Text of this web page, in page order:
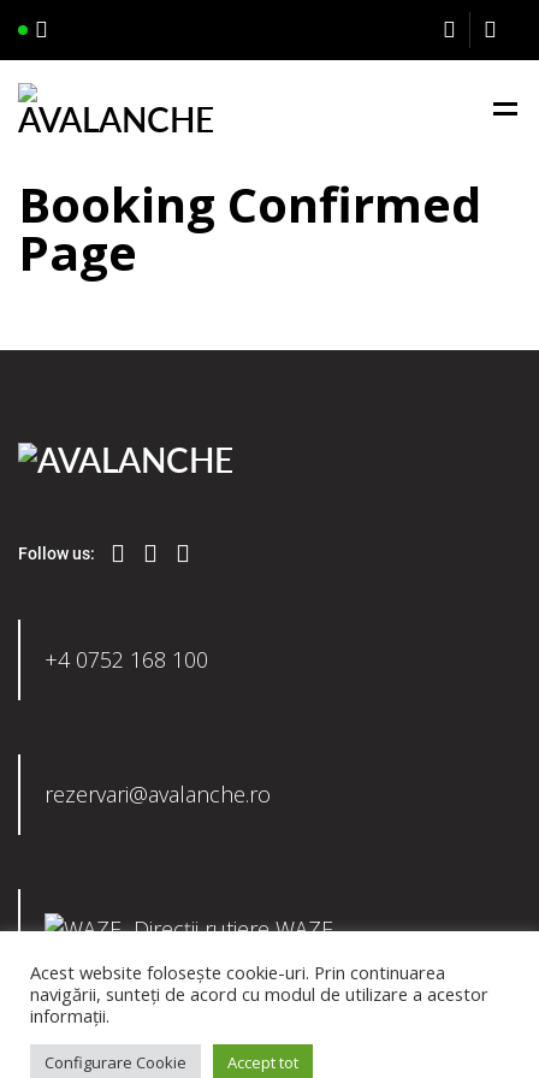
Booking Confirmed
Page
Follow us:
+4 0752 168 100
rezervari@avalanche.ro
Direcții rutiere WAZE
© 2021 AVALANCHE | Piatra Craiului Chalet
Acest website folosește cookie-uri. Prin continuarea
navigării, sunteți de acord cu modul de utilizare a acestor
informații.
Configurare Cookie Accept tot